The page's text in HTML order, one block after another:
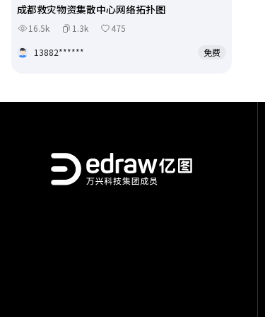
成都救灾物资集散中心网络拓扑图
16.5k 1.3k
475
13882******
免费